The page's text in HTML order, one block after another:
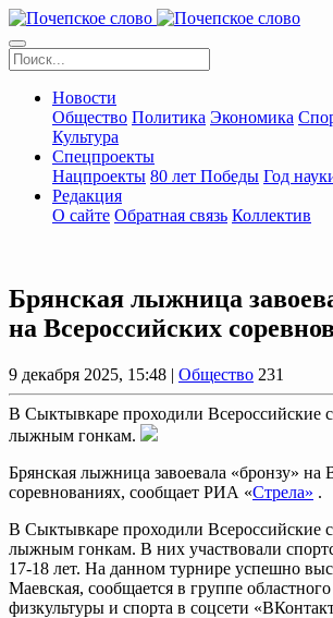
Новости
Общество Политика Экономика
Культура
Спецпроекты
Нацпроекты 80 лет Победы Год
Редакция
О сайте Обратная связь Коллектив
Брянская лыжница
на Всероссийских
9 декабря 2025, 15:48 | Общество 231
В Сыктывкаре проходили Всероссийские
лыжным гонкам.
Брянская лыжница завоевала «бронзу» на
соревнованиях, сообщает РИА «Стрела» .
В Сыктывкаре проходили Всероссийские
лыжным гонкам. В них участвовали
17-18 лет. На данном турнире успешно
Маевская, сообщается в группе
физкультуры и спорта в соцсети